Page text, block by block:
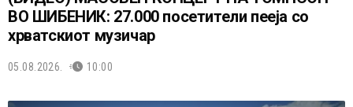
ВО ШИБЕНИК: 27.000 посетители пееја со
хрватскиот музичар
05.08.2026. 10:00